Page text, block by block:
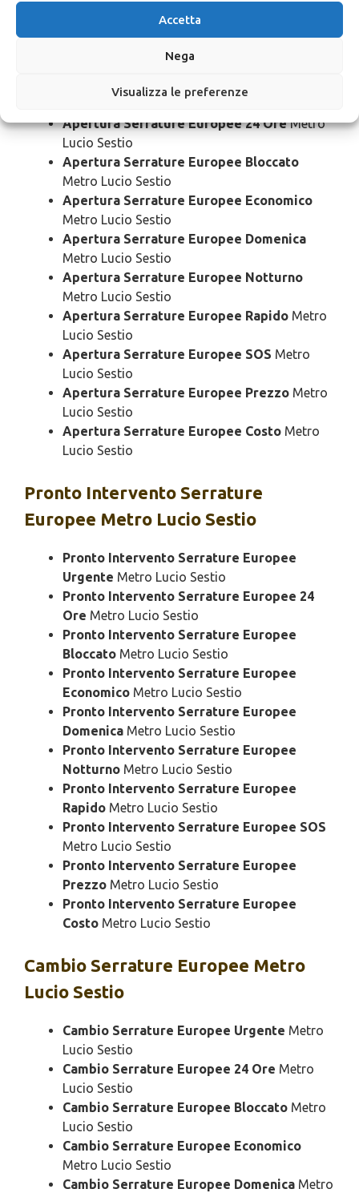
Accetta
Nega
Visualizza le preferenze
Serrature Europee Metro
Apertura Serrature Europee Urgente
Apertura Serrature Europee 24 OreMetro
Lucio Sestio
Apertura Serrature Europee Bloccato
Metro Lucio Sestio
Apertura Serrature Europee Economico
Metro Lucio Sestio
Apertura Serrature Europee Domenica
Metro Lucio Sestio
Apertura Serrature Europee Notturno
Metro Lucio Sestio
Apertura Serrature Europee Rapido Metro
Lucio Sestio
Apertura Serrature Europee SOS Metro
Lucio Sestio
Apertura Serrature Europee Prezzo Metro
Lucio Sestio
Apertura Serrature Europee Costo Metro
Lucio Sestio
Pronto Intervento Serrature
Europee Metro Lucio Sestio
Pronto Intervento Serrature Europee
Urgente Metro Lucio Sestio
Pronto Intervento Serrature Europee 24
Ore Metro Lucio Sestio
Pronto Intervento Serrature Europee
Bloccato Metro Lucio Sestio
Pronto Intervento Serrature Europee
Economico Metro Lucio Sestio
Pronto Intervento Serrature Europee
Domenica Metro Lucio Sestio
Pronto Intervento Serrature Europee
Notturno Metro Lucio Sestio
Pronto Intervento Serrature Europee
Rapido Metro Lucio Sestio
Pronto Intervento Serrature Europee SOS
Metro Lucio Sestio
Pronto Intervento Serrature Europee
Prezzo Metro Lucio Sestio
Pronto Intervento Serrature Europee
Costo Metro Lucio Sestio
Cambio Serrature Europee Metro
Lucio Sestio
Cambio Serrature Europee Urgente Metro
Lucio Sestio
Cambio Serrature Europee 24 Ore Metro
Lucio Sestio
Cambio Serrature Europee Bloccato Metro
Lucio Sestio
Cambio Serrature Europee Economico
Metro Lucio Sestio
Cambio Serrature Europee Domenica Metro